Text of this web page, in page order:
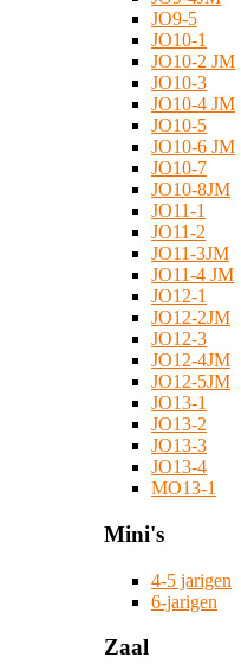
JO9-5
JO10-1
JO10-2 JM
JO10-3
JO10-4 JM
JO10-5
JO10-6 JM
JO10-7
JO10-8JM
JO11-1
JO11-2
JO11-3JM
JO11-4 JM
JO12-1
JO12-2JM
JO12-3
JO12-4JM
JO12-5JM
JO13-1
JO13-2
JO13-3
JO13-4
MO13-1
Mini's
4-5 jarigen
6-jarigen
Zaal